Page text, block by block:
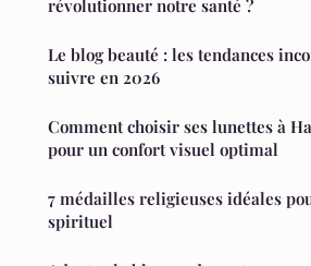
révolutionner notre santé ?
Le blog beauté : les tendances
suivre en 2026
Comment choisir ses lunettes à
pour un confort visuel optimal
7 médailles religieuses idéales
spirituel